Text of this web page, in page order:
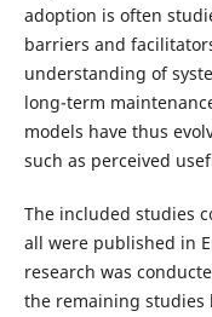
adoption is often
barriers and
understanding of
long-term
models have thus
such as perceived
The included studies
all were published in
research was
the remaining studies